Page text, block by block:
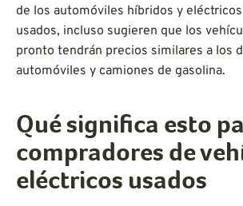
de los automóviles híbridos y
usados, incluso sugieren que los
pronto tendrán precios similares a los
automóviles y camiones de gasolina.
Qué significa esto
compradores de
eléctricos usados